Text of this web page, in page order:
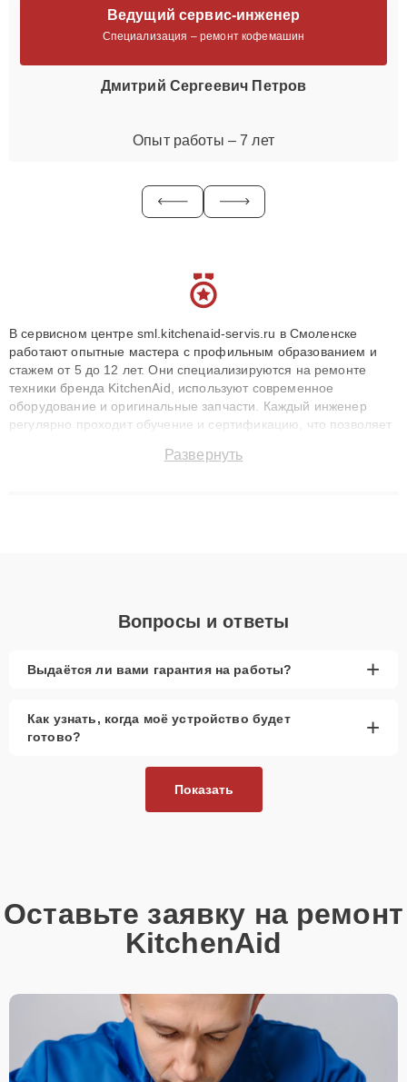
Ведущий сервис-инженер
Специализация – ремонт кофемашин
Дмитрий Сергеевич Петров
Опыт работы – 7 лет
В сервисном центре sml.kitchenaid-servis.ru в Смоленске
работают опытные мастера с профильным образованием и
стажем от 5 до 12 лет. Они специализируются на ремонте
техники бренда KitchenAid, используют современное
оборудование и оригинальные запчасти. Каждый инженер
регулярно проходит обучение и сертификацию, что позволяет
технику с сохранением гарантии до 3 лет. Наши мастера
Развернуть
Вопросы и ответы
Выдаётся ли вами гарантия на работы? +
Как узнать, когда моё устройство будет
готово?
+
Показать
Оставьте заявку на ремонт
KitchenAid